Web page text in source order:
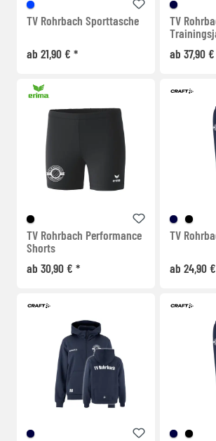
TV Rohrbach Sporttasche
ab 21,90 € *
TV
ab 37,90
TV Rohrbach Performance
Shorts
ab 30,90 € *
TV
ab 24,90